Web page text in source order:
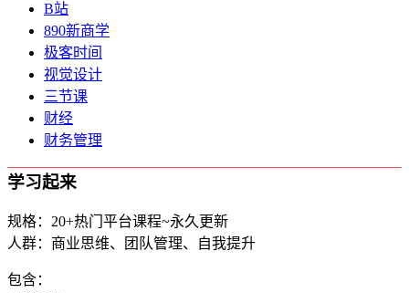
B站
890新商学
极客时间
视觉设计
三节课
财经
财务管理
学习起来
规格：20+热门平台课程~永久更新
人群：商业思维、团队管理、自我提升
包含：